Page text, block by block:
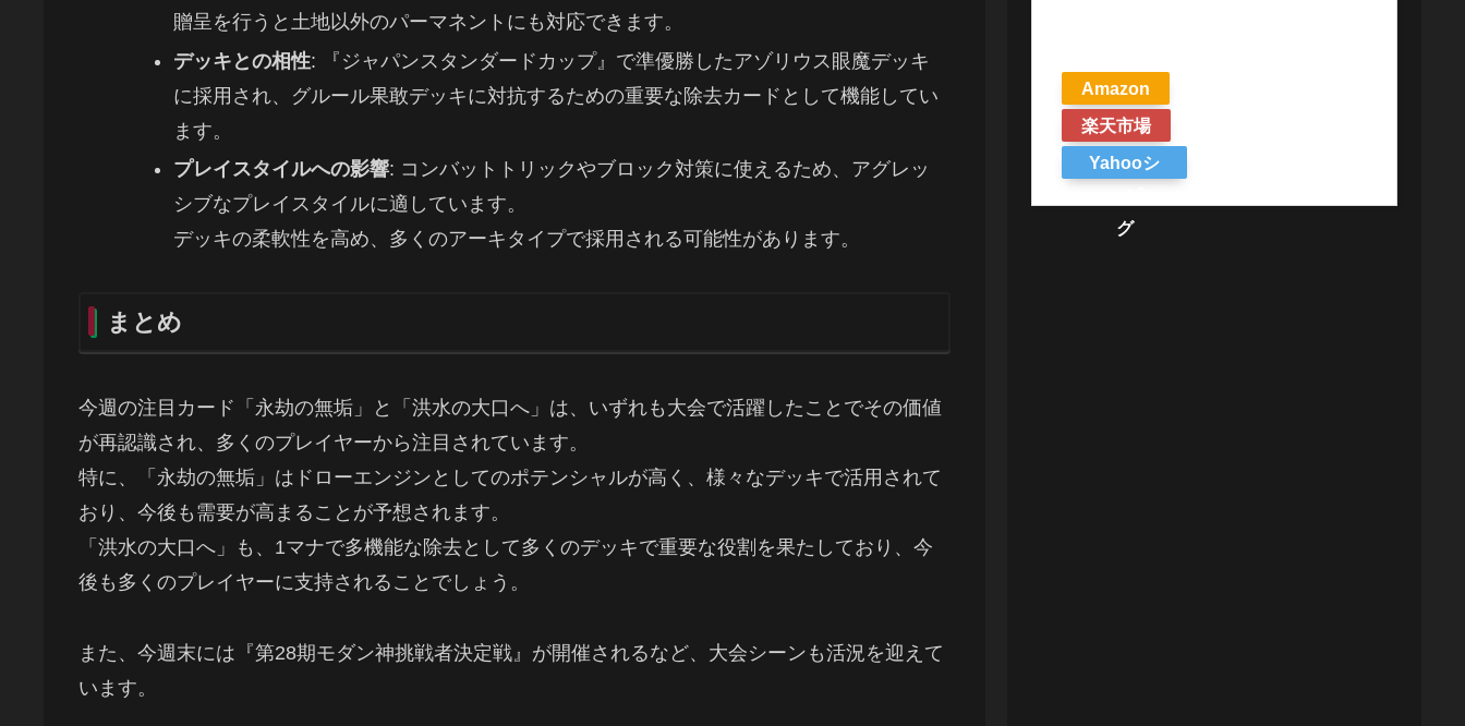
贈呈を行うと土地以外のパーマネントにも対応できます。
デッキとの相性: 『ジャパンスタンダードカップ』で準優勝したアゾリウス眼魔デッキ
に採用され、グルール果敢デッキに対抗するための重要な除去カードとして機能してい
ます。
プレイスタイルへの影響: コンバットトリックやブロック対策に使えるため、アグレッ
シブなプレイスタイルに適しています。
デッキの柔軟性を高め、多くのアーキタイプで採用される可能性があります。
まとめ
今週の注目カード「永劫の無垢」と「洪水の大口へ」は、いずれも大会で活躍したことでその価値
が再認識され、多くのプレイヤーから注目されています。
特に、「永劫の無垢」はドローエンジンとしてのポテンシャルが高く、様々なデッキで活用されて
おり、今後も需要が高まることが予想されます。
「洪水の大口へ」も、1マナで多機能な除去として多くのデッキで重要な役割を果たしており、今
後も多くのプレイヤーに支持されることでしょう。
また、今週末には『第28期モダン神挑戦者決定戦』が開催されるなど、大会シーンも活況を迎えて
います。
Amazon
楽天市場
Yahooシ
グ